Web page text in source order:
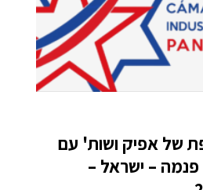
של אפיק ושות' עם
– ישראל –